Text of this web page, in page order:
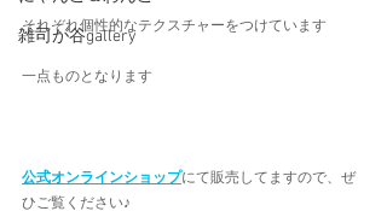
雑司が谷gallery
それぞれ個性的なテクスチャーをつけています
一点ものとなります
公式オンラインショップにて販売してますので、ぜ
ひご覧ください♪